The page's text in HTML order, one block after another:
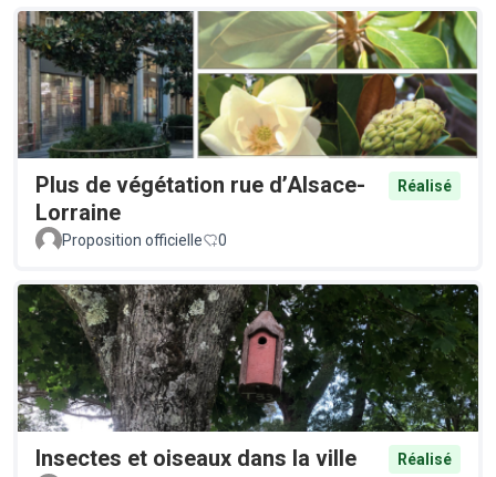
Plus de végétation rue d’Alsace-
Lorraine
Réalisé
Proposition officielle 0
Insectes et oiseaux dans la ville
Réalisé